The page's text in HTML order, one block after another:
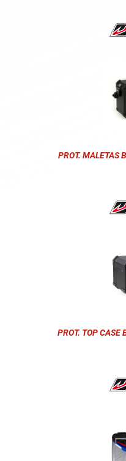
PROT. MALETAS
PROT. TOP CASE